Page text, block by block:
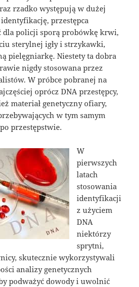
rzadko występują w dużej
przestępca
dla policji sporą probówkę krwi,
sterylnej igły i strzykawki,
pielęgniarkę. Niestety ta dobra
nigdy stosowana przez
W próbce pobranej na
oprócz DNA przestępcy,
materiał genetyczny ofiary,
w tym samym
przestępstwie.
W
pierwszych
latach
stosowania
identyfikacji
z użyciem
DNA
niektórzy
sprytni,
skutecznie wykorzystywali
analizy genetycznych
podważyć dowody i uwolnić